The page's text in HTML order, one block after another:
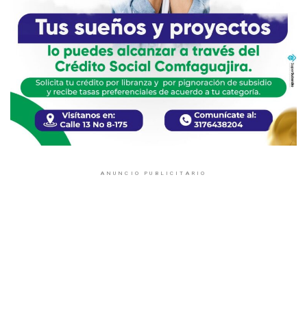
ANUNCIO PUBLICITARIO